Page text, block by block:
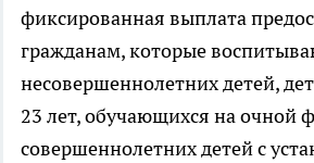
фиксированная выплата
гражданам, которые
несовершеннолетних детей,
23 лет, обучающихся на очной
совершеннолетних детей с